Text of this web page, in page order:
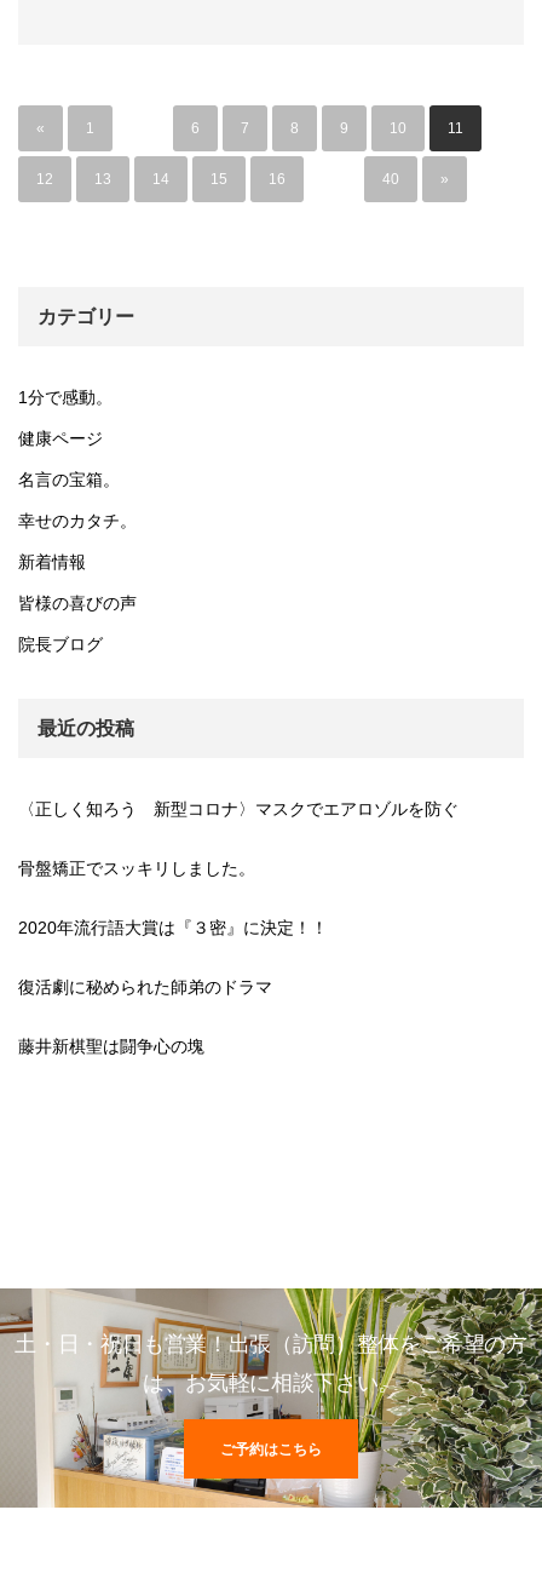
« 1 6 7 8 9 10 11
12 13 14 15 16 40 »
カテゴリー
1分で感動。
健康ページ
名言の宝箱。
幸せのカタチ。
新着情報
皆様の喜びの声
院長ブログ
最近の投稿
〈正しく知ろう 新型コロナ〉マスクでエアロゾルを防ぐ
骨盤矯正でスッキリしました。
2020年流行語大賞は『３密』に決定！！
復活劇に秘められた師弟のドラマ
藤井新棋聖は闘争心の塊
土・日・祝日も営業！出張（訪問）整体をご希望の方
は、お気軽に相談下さい。
ご予約はこちら